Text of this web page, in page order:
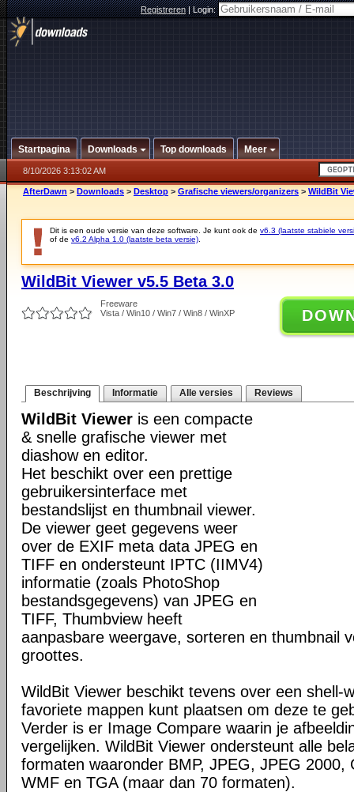
Registreren|Login:
Startpagina Downloads Top downloads Meer
8/10/2026 3:13:02 AM
AfterDawn > Downloads > Desktop > Grafische viewers/organizers > WildBit
Dit is een oude versie van deze software. Je kunt ook de v6.3 (laatste stabiele
of de v6.2 Alpha 1.0 (laatste beta versie)
WildBit Viewer v5.5 Beta 3.0
Freeware
Vista / Win10 / Win7 / Win8 / WinXP
Beschrijving Informatie Alle versies Reviews
WildBit Viewer is een compacte
& snelle grafische viewer met
diashow en editor.
Het beschikt over een prettige
gebruikersinterface met
bestandslijst en thumbnail viewer.
De viewer geet gegevens weer
over de EXIF meta data JPEG en
TIFF en ondersteunt IPTC (IIMV4)
informatie (zoals PhotoShop
bestandsgegevens) van JPEG en
TIFF, Thumbview heeft
aanpasbare weergave, sorteren en thumbnail
groottes.
WildBit Viewer beschikt tevens over een shell-
favoriete mappen kunt plaatsen om deze te
Verder is er Image Compare waarin je
vergelijken. WildBit Viewer ondersteunt alle
formaten waaronder BMP, JPEG, JPEG 2000,
WMF en TGA (maar dan 70 formaten).